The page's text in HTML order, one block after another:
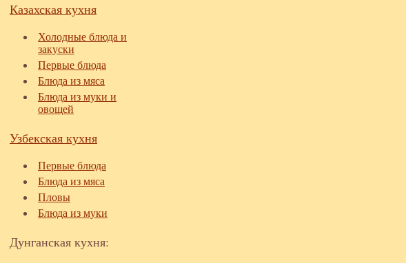
Казахская кухня
Холодные блюда и
закуски
Первые блюда
Блюда из мяса
Блюда из муки и
овощей
Узбекская кухня
Первые блюда
Блюда из мяса
Пловы
Блюда из муки
Дунганская кухня: